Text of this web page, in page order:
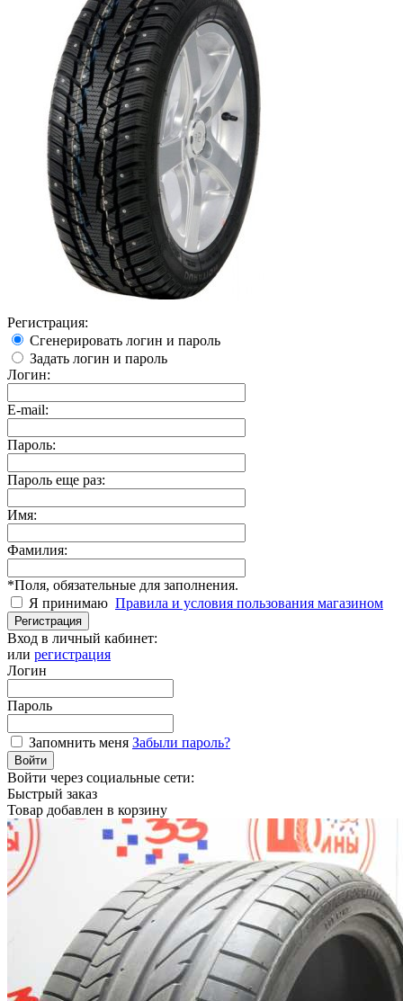
Регистрация:
Сгенерировать логин и пароль
Задать логин и пароль
Логин:
E-mail:
Пароль:
Пароль еще раз:
Имя:
Фамилия:
*Поля, обязательные для заполнения.
Я принимаю Правила и условия пользования магазином
Регистрация
Вход в личный кабинет:
или регистрация
Логин
Пароль
Запомнить меня Забыли пароль?
Войти
Войти через социальные сети:
Быстрый заказ
Товар добавлен в корзину